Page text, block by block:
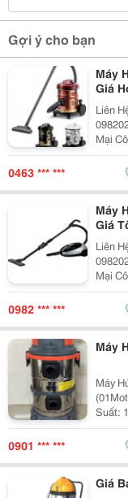
Gợi ý cho bạn
Máy
Giá
Liên
0982026833
Mại Công
Trung
0463 *** ***
Máy
Giá
Liên
0982026833
Mại Công
Trung
0982 *** ***
Máy
Máy
(01Motor) Thông Số Kỹ Thuật:
Suất: 1400W Dung Tích
Lượng Khí: 150L/
Chức
0901 *** ***
Giá